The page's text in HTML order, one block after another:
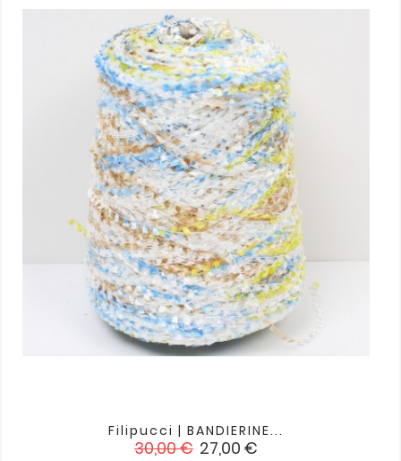
Filipucci | BANDIERINE...
Verkaufspreis
30,00 € Preis
27,00 €